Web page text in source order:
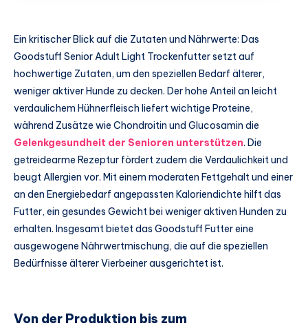
Ein kritischer Blick auf die Zutaten und Nährwerte: Das
Goodstuff Senior Adult Light Trockenfutter setzt auf
hochwertige Zutaten, um den speziellen Bedarf älterer,
weniger aktiver Hunde zu decken. Der hohe Anteil an leicht
verdaulichem Hühnerfleisch liefert wichtige Proteine,
während Zusätze wie Chondroitin und Glucosamin die
Gelenkgesundheit der Senioren unterstützen. Die
getreidearme Rezeptur fördert zudem die Verdaulichkeit und
beugt Allergien vor. Mit einem moderaten Fettgehalt und einer
an den Energiebedarf angepassten Kaloriendichte hilft das
Futter, ein gesundes Gewicht bei weniger aktiven Hunden zu
erhalten. Insgesamt bietet das Goodstuff Futter eine
ausgewogene Nährwertmischung, die auf die speziellen
Bedürfnisse älterer Vierbeiner ausgerichtet ist.
Von der Produktion bis zum